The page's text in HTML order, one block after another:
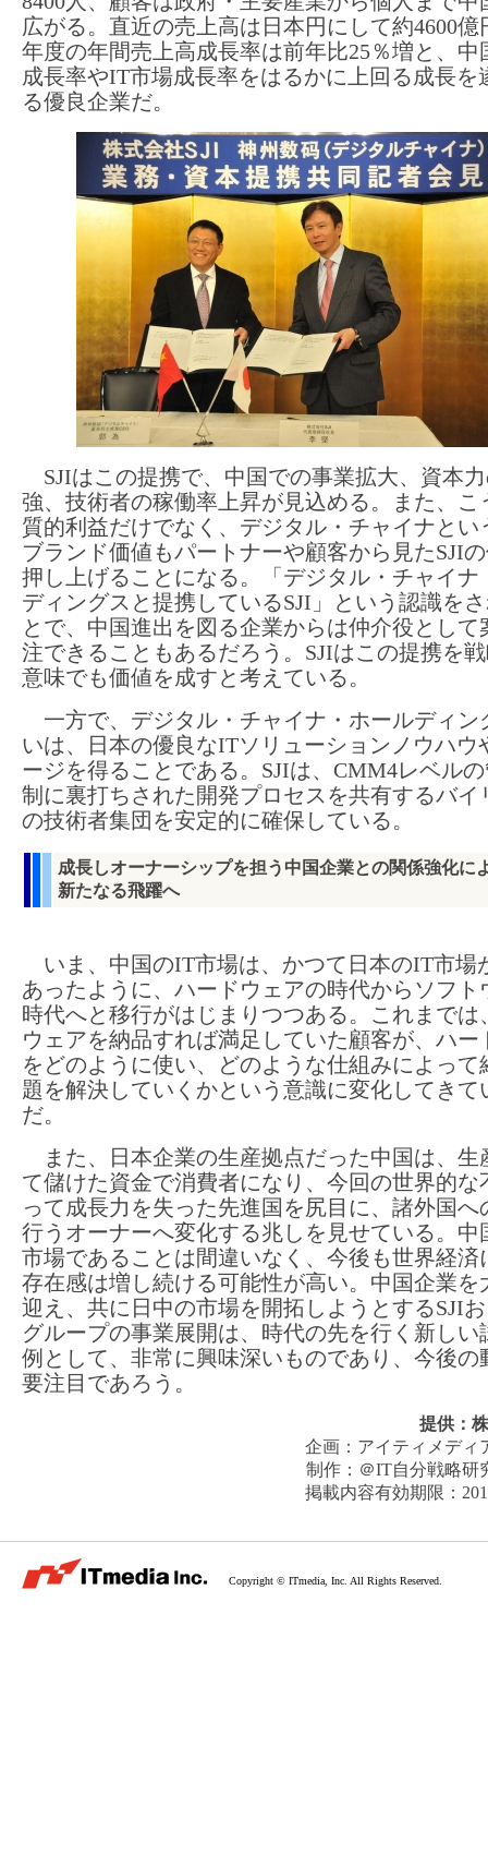
広がる。直近の売上高は日本円にして約4600億
年度の年間売上高成長率は前年比25％増と、中
成長率やIT市場成長率をはるかに上回る成長を
る優良企業だ。
SJIはこの提携で、中国での事業拡大、資本
強、技術者の稼働率上昇が見込める。また、こ
質的利益だけでなく、デジタル・チャイナとい
ブランド価値もパートナーや顧客から見たSJI
押し上げることになる。「デジタル・チャイナ
ディングスと提携しているSJI」という認識を
とで、中国進出を図る企業からは仲介役として
注できることもあるだろう。SJIはこの提携を
意味でも価値を成すと考えている。
一方で、デジタル・チャイナ・ホールディン
いは、日本の優良なITソリューションノウハウ
ージを得ることである。SJIは、CMM4レベル
制に裏打ちされた開発プロセスを共有するバイ
の技術者集団を安定的に確保している。
成長しオーナーシップを担う中国企業との関係強化に
新たなる飛躍へ
いま、中国のIT市場は、かつて日本のIT市場
あったように、ハードウェアの時代からソフト
時代へと移行がはじまりつつある。これまでは
ウェアを納品すれば満足していた顧客が、ハー
をどのように使い、どのような仕組みによって
題を解決していくかという意識に変化してきて
だ。
また、日本企業の生産拠点だった中国は、生
て儲けた資金で消費者になり、今回の世界的な
って成長力を失った先進国を尻目に、諸外国へ
行うオーナーへ変化する兆しを見せている。中
市場であることは間違いなく、今後も世界経済
存在感は増し続ける可能性が高い。中国企業を
迎え、共に日中の市場を開拓しようとするSJIお
グループの事業展開は、時代の先を行く新しい
例として、非常に興味深いものであり、今後の
要注目であろう。
提供：
企画： アイティメディ
制作： ＠IT自分戦略研
掲載内容有効期限：
Copyright © ITmedia, Inc. All Rights Reserved.